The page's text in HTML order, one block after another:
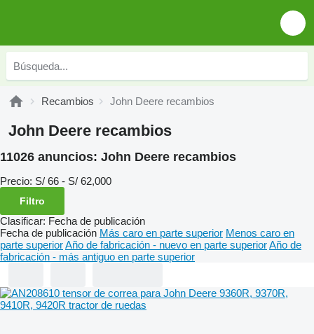
Recambios John Deere recambios
John Deere recambios
11026 anuncios: John Deere recambios
Precio: S/ 66 - S/ 62,000
Filtro
Clasificar: Fecha de publicación
Fecha de publicación Más caro en parte superior Menos caro en
parte superiorAño de fabricación - nuevo en parte superiorAño de
fabricación - más antiguo en parte superior